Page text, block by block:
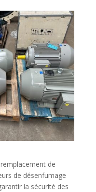
de
de désenfumage
la sécurité des